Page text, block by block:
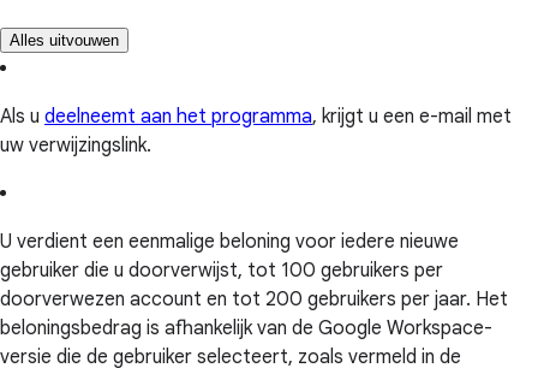
Alles uitvouwen
Als u deelneemt aan het programma, krijgt u een e-mail met
uw verwijzingslink.
U verdient een eenmalige beloning voor iedere nieuwe
gebruiker die u doorverwijst, tot 100 gebruikers per
doorverwezen account en tot 200 gebruikers per jaar. Het
beloningsbedrag is afhankelijk van de Google Workspace-
versie die de gebruiker selecteert, zoals vermeld in de